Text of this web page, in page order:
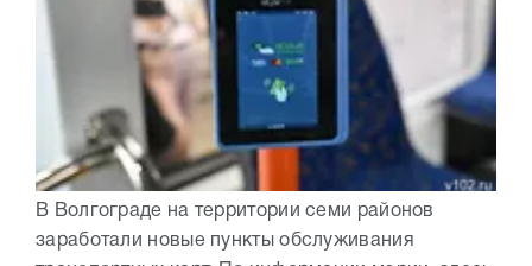
В Волгограде на территории семи районов
заработали новые пункты обслуживания